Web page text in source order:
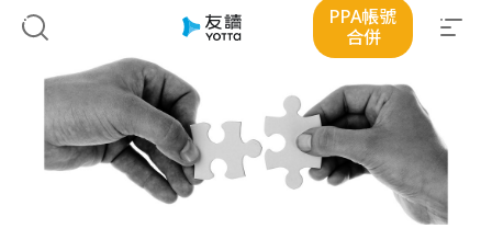
PPA帳號
合併